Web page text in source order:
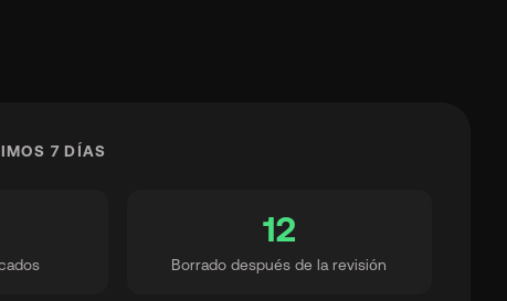
7 DÍAS
12
Borrado después de la revisión